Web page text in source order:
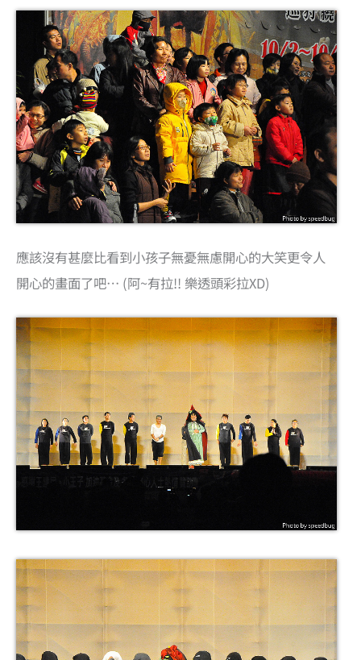
應該沒有甚麼比看到小孩子無憂無慮開心的大笑更令人
開心的畫面了吧… (阿~有拉!! 樂透頭彩拉XD)